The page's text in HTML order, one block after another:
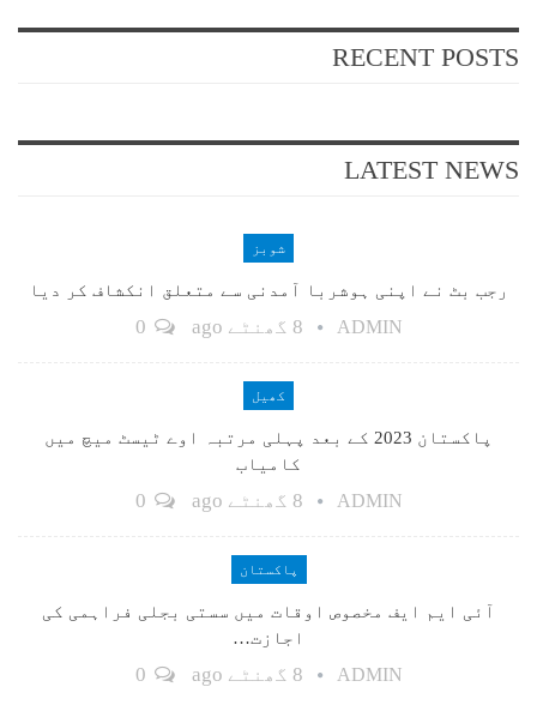
RECENT POSTS
LATEST NEWS
شوبز
رجب بٹ نے اپنی ہوشربا آمدنی سے متعلق انکشاف کر دیا
ADMIN 8 گھنٹے ago
کھیل
پاکستان 2023 کے بعد پہلی مرتبہ اوے ٹیسٹ میچ میں
کامیاب
ADMIN 8 گھنٹے ago
پاکستان
آئی ایم ایف مخصوص اوقات میں سستی بجلی فراہمی کی
اجازت…
ADMIN 8 گھنٹے ago